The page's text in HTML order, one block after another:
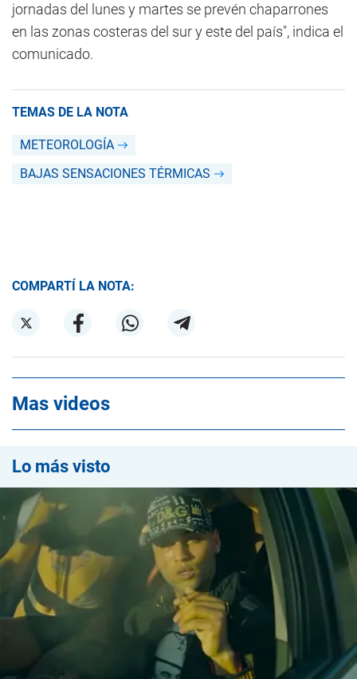
jornadas del lunes y martes se prevén chaparrones
en las zonas costeras del sur y este del país", indica el
comunicado.
TEMAS DE LA NOTA
METEOROLOGÍA
BAJAS SENSACIONES TÉRMICAS
COMPARTÍ LA NOTA:
Mas videos
Lo más visto